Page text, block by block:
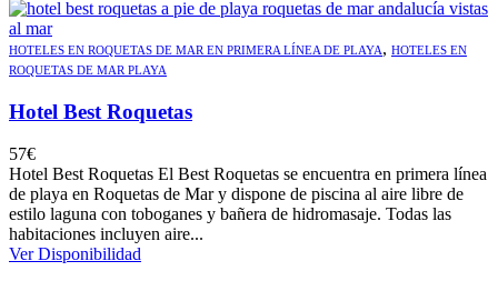
HOTELES EN ROQUETAS DE MAR EN PRIMERA LÍNEA DE PLAYA, HOTELES EN
ROQUETAS DE MAR PLAYA
Hotel Best Roquetas
57€
Hotel Best Roquetas El Best Roquetas se encuentra en primera línea
de playa en Roquetas de Mar y dispone de piscina al aire libre de
estilo laguna con toboganes y bañera de hidromasaje. Todas las
habitaciones incluyen aire...
Ver Disponibilidad